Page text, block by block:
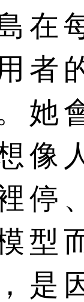
在
者
她
像
停
型
是